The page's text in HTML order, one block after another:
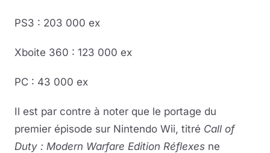
PS3 : 203 000 ex
Xboite 360 : 123 000 ex
PC : 43 000 ex
Il est par contre à noter que le portage du
premier épisode sur Nintendo Wii, titré Call of
Duty : Modern Warfare Edition Réflexes ne